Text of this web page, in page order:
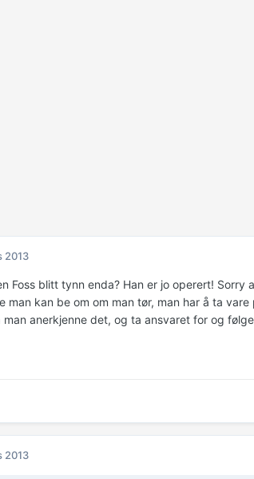
2013
Foss blitt tynn enda? Han er jo operert!
man kan be om om man tør, man har å ta
anerkjenne det, og ta ansvaret for og
2013